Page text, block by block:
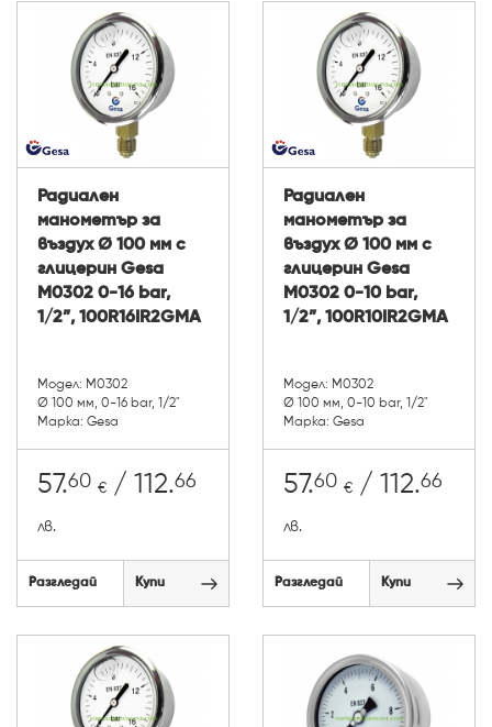
Радиален
манометър за
въздух Ø 100 мм с
глицерин Gesa
М0302 0-16 bar,
1/2”, 100R16IR2GMA
Модел: М0302
Ø 100 мм, 0-16 bar, 1/2"
Марка: Gesa
57.60 € / 112.66
лв.
Разгледай Купи
Радиален
манометър за
въздух Ø 100 мм с
глицерин Gesa
М0302 0-10 bar,
1/2”, 100R10IR2GMA
Модел: М0302
Ø 100 мм, 0-10 bar, 1/2"
Марка: Gesa
57.60 € / 112.66
лв.
Разгледай Купи